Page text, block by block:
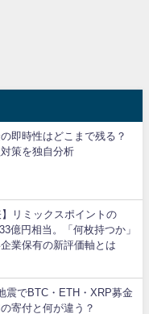
即時性はどこまで残る？
策を独自分析
】リミックスポイントの
億円相当。「何枚持つか」
業保有の新評価軸とは
震でBTC・ETH・XRP募金
寄付と何が違う？